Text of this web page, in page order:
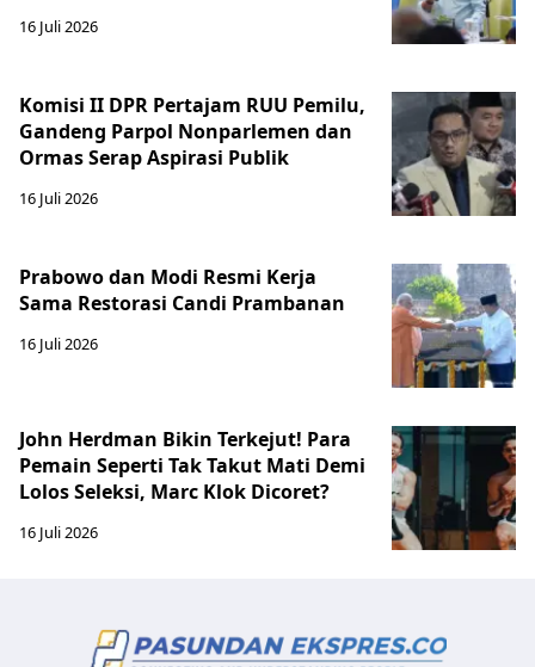
16 Juli 2026
Komisi II DPR Pertajam RUU Pemilu,
Gandeng Parpol Nonparlemen dan
Ormas Serap Aspirasi Publik
16 Juli 2026
Prabowo dan Modi Resmi Kerja
Sama Restorasi Candi Prambanan
16 Juli 2026
John Herdman Bikin Terkejut! Para
Pemain Seperti Tak Takut Mati Demi
Lolos Seleksi, Marc Klok Dicoret?
16 Juli 2026